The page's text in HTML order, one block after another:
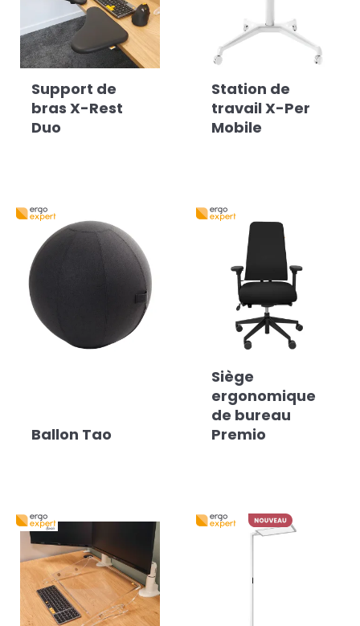
Support de
bras X-Rest
Duo
Station de
travail X-Per
Mobile
Ballon Tao
Siège
ergonomique
de bureau
Premio